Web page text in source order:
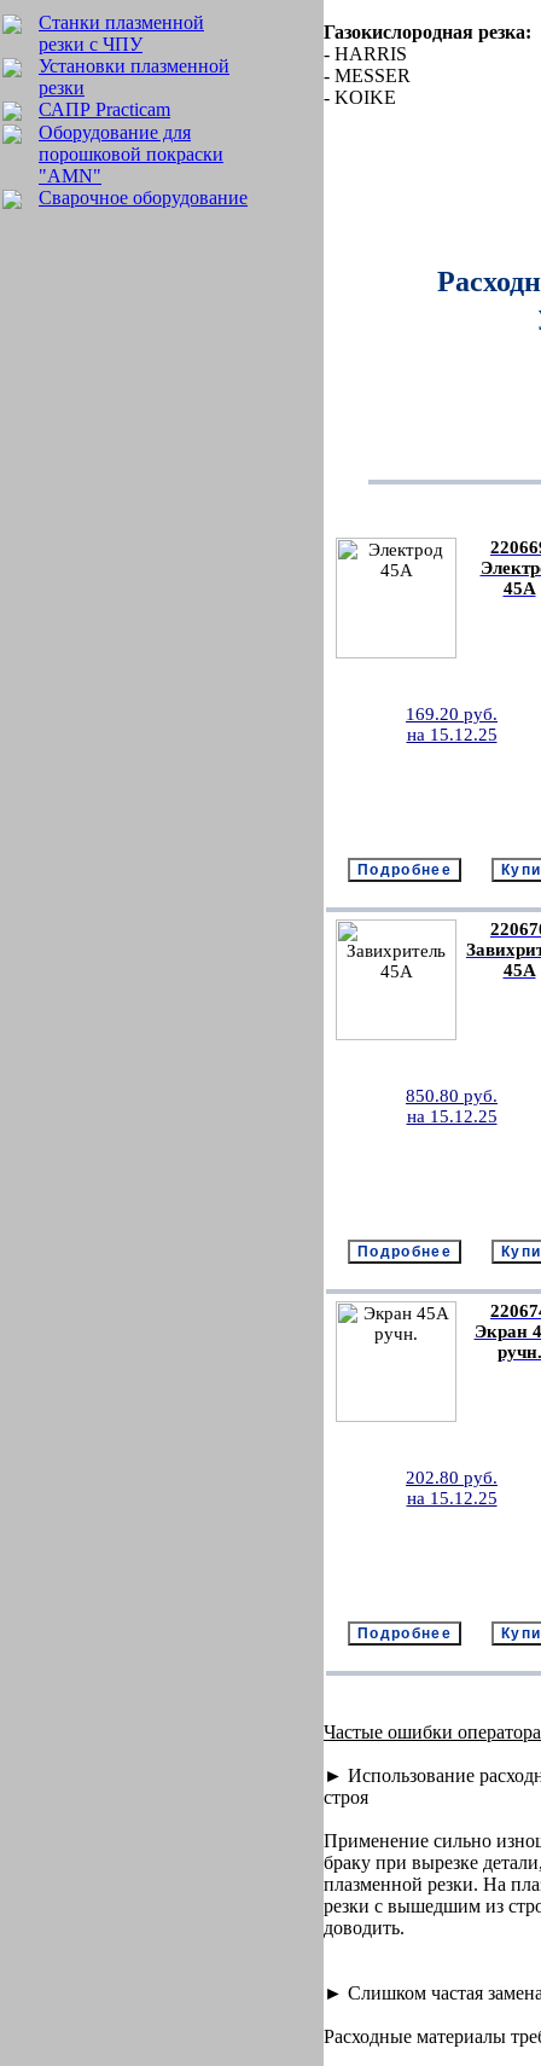
Станки плазменной
резки с ЧПУ
Установки плазменной
резки
САПР Practicam
Оборудование для
порошковой покраски
"AMN"
Сварочное оборудование
Газокислородная резка:
- HARRIS
- MESSER
- KOIKE
45А
169.20 руб.
на 15.12.25
45А
850.80 руб.
на 15.12.25
Экран
ручн.
202.80 руб.
на 15.12.25
Частые ошибки
► Использование
строя
Применение сильно
браку при вырезке
плазменной резки. На
резки с вышедшим из
доводить.
► Слишком частая
Расходные материалы